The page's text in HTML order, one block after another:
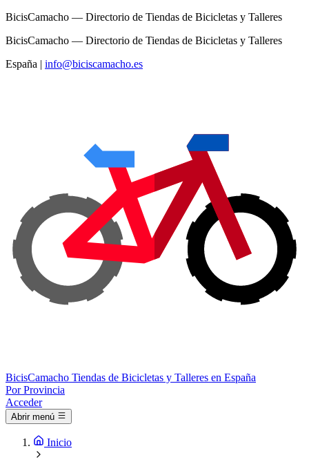
BicisCamacho — Directorio de Tiendas de Bicicletas y Talleres
BicisCamacho — Directorio de Tiendas de Bicicletas y Talleres
España | info@biciscamacho.es
BicisCamacho Tiendas de Bicicletas y Talleres en España
Por Provincia
Acceder
Abrir menú
Inicio